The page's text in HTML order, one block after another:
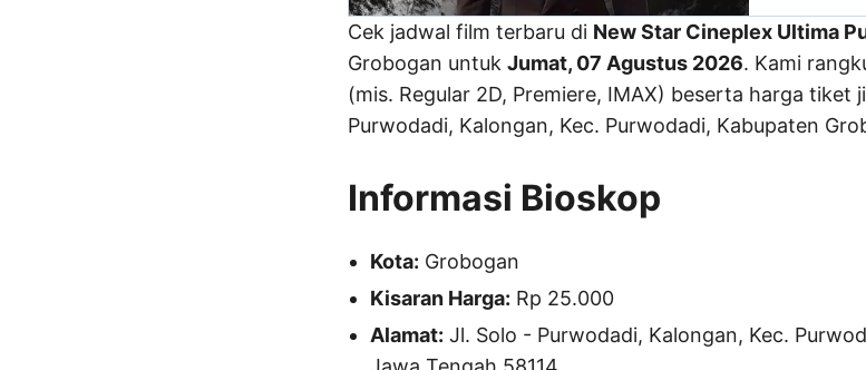
Cek jadwal film terbaru di New Star Cineplex Ultima
Grobogan untuk Jumat, 07 Agustus 2026. Kami
(mis. Regular 2D, Premiere, IMAX) beserta harga tiket
Purwodadi, Kalongan, Kec. Purwodadi, Kabupaten
Informasi Bioskop
Kota: Grobogan
Kisaran Harga: Rp 25.000
Alamat: Jl. Solo - Purwodadi, Kalongan, Kec.